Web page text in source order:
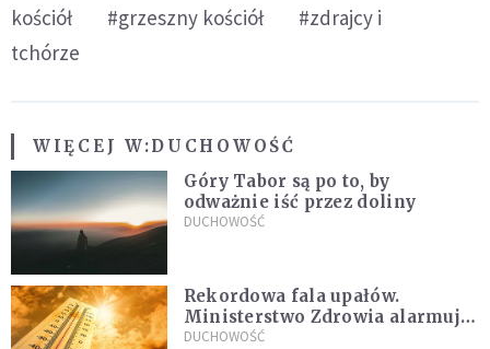
kościół
#grzeszny kościół
#zdrajcy i
tchórze
WIĘCEJ W:DUCHOWOŚĆ
Góry Tabor są po to, by
odważnie iść przez doliny
DUCHOWOŚĆ
Rekordowa fala upałów.
Ministerstwo Zdrowia alarmuje
po doświadczeniach z czerwca
DUCHOWOŚĆ